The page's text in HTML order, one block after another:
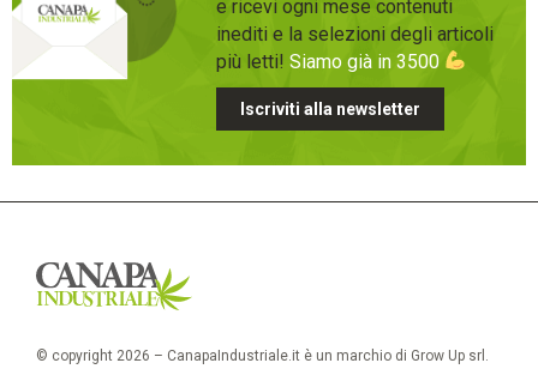
e ricevi ogni mese contenuti
inediti e la selezioni degli articoli
più letti! Siamo già in 3500
Iscriviti alla newsletter
© copyright 2026 – CanapaIndustriale.it è un marchio di Grow Up srl.